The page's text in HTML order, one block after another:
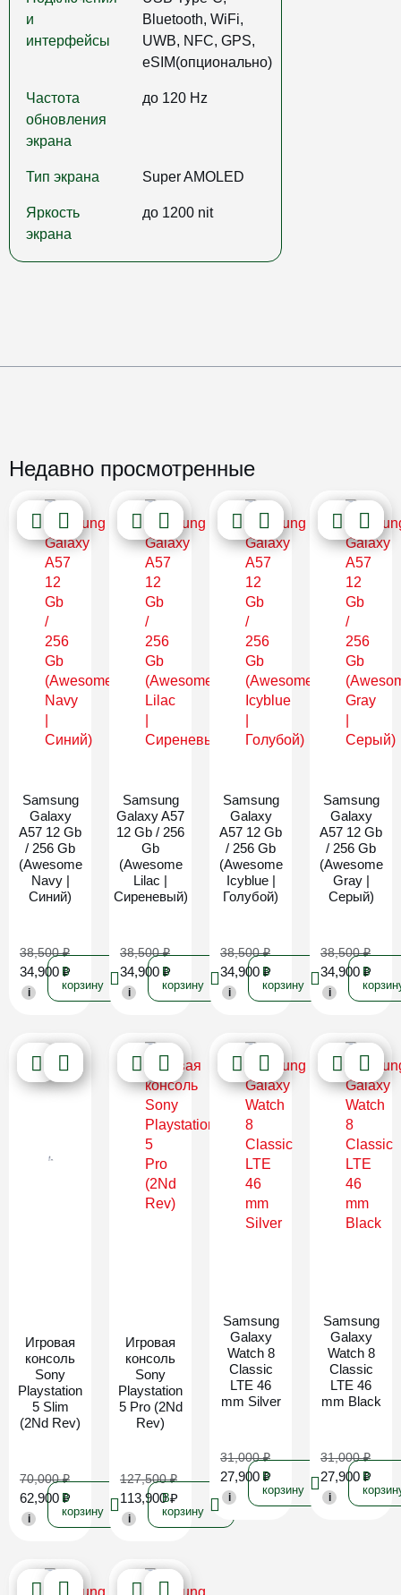
и
интерфейсы
Bluetooth, WiFi,
UWB, NFC, GPS,
eSIM(опционально)
Частота
обновления
экрана
до 120 Hz
Тип экрана Super AMOLED
Яркость
экрана
до 1200 nit
Недавно просмотренные
Samsung
Galaxy
A57 12 Gb
/ 256 Gb
(Awesome
Navy |
Синий)
38,500₽
34,900 ₽
i
В
корзину
Samsung
Galaxy A57
12 Gb / 256
Gb
(Awesome
Lilac |
Сиреневый)
38,500₽
34,900 ₽
i
В
корзину
Samsung
Galaxy
A57 12 Gb
/ 256 Gb
(Awesome
Icyblue |
Голубой)
38,500₽
34,900 ₽
i
В
корзину
Samsung
Galaxy
A57 12 Gb
/ 256 Gb
(Awesome
Gray |
Серый)
38,500₽
34,900 ₽
i
В
Игровая
консоль
Sony
Playstation
5 Slim
(2Nd Rev)
70,000₽
62,900 ₽
i
В
корзину
Игровая
консоль
Sony
Playstation
5 Pro (2Nd
Rev)
127,500₽
113,900₽
i
В
корзину
Samsung
Galaxy
Watch 8
Classic
LTE 46
mm Silver
31,000₽
27,900 ₽
i
В
корзину
Samsung
Galaxy
Watch 8
Classic
LTE 46
mm Black
31,000₽
27,900 ₽
i
В